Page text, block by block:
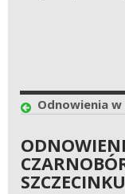
SZCZECINKU